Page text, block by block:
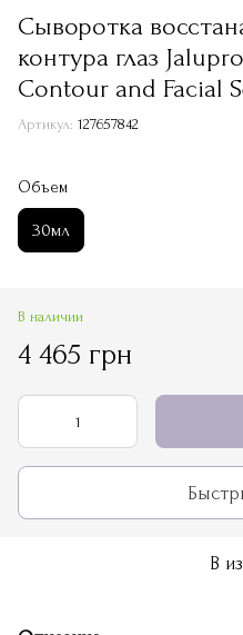
Сыворотка
контура глаз
Contour and Facial
Артикул: 127657842
Объем
30мл
В наличии
4 465 грн
В